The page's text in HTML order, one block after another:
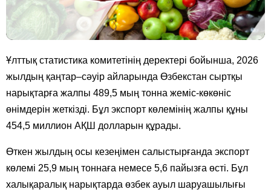
Ұлттық статистика комитетінің деректері бойынша, 2026
жылдың қаңтар–сәуір айларында Өзбекстан сыртқы
нарықтарға жалпы 489,5 мың тонна жеміс-көкөніс
өнімдерін жеткізді. Бұл экспорт көлемінің жалпы құны
454,5 миллион АҚШ долларын құрады.
Өткен жылдың осы кезеңімен салыстырғанда экспорт
көлемі 25,9 мың тоннаға немесе 5,6 пайызға өсті. Бұл
халықаралық нарықтарда өзбек ауыл шаруашылығы